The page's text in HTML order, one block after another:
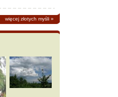
więcej złotych myśli »